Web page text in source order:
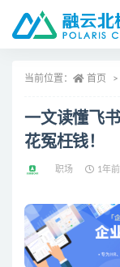
当前位置： 首页
一文读懂飞
花冤枉钱！
职场 1年前